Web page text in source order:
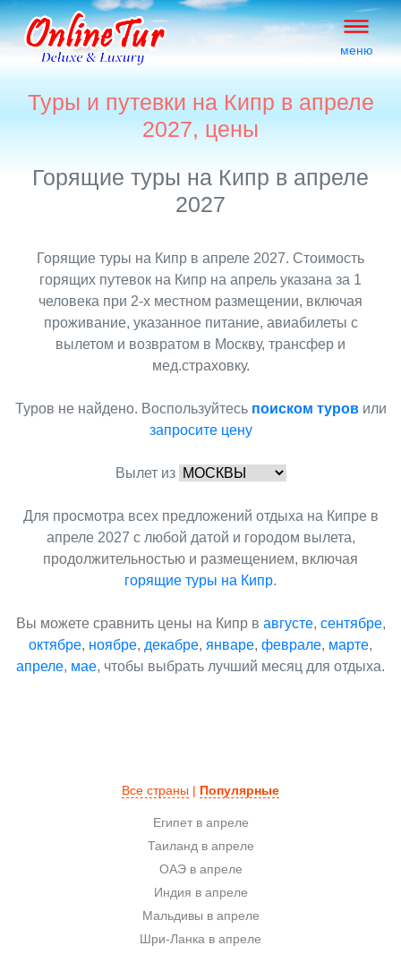
меню
Туры и путевки на Кипр в апреле
2027, цены
Горящие туры на Кипр в апреле
2027
Горящие туры на Кипр в апреле 2027. Стоимость
горящих путевок на Кипр на апрель указана за 1
человека при 2-х местном размещении, включая
проживание, указанное питание, авиабилеты с
вылетом и возвратом в Москву, трансфер и
мед.страховку.
Туров не найдено. Воспользуйтесь поиском туровили
запросите цену
Вылет из
Для просмотра всех предложений отдыха на Кипре в
апреле 2027 с любой датой и городом вылета,
продолжительностью и размещением, включая
горящие туры на Кипр.
Вы можете сравнить цены на Кипр в августе, сентябре,
октябре, ноябре, декабре, январе, феврале, марте,
апреле, мае, чтобы выбрать лучший месяц для отдыха.
Все страны | Популярные
Египет в апреле
Таиланд в апреле
ОАЭ в апреле
Индия в апреле
Мальдивы в апреле
Шри-Ланка в апреле